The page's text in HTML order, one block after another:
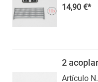
14,90 €*
2
Artículo